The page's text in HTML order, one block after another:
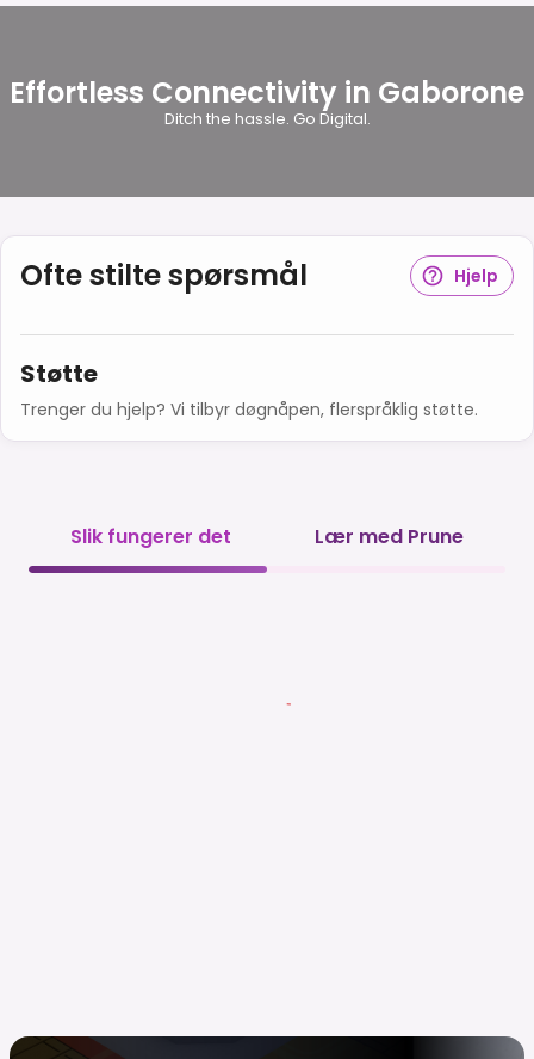
Effortless Connectivity in Gaborone
Ditch the hassle. Go Digital.
Ofte stilte spørsmål Hjelp
Støtte
Trenger du hjelp? Vi tilbyr døgnåpen, flerspråklig støtte.
Slik fungerer det Lær med Prune